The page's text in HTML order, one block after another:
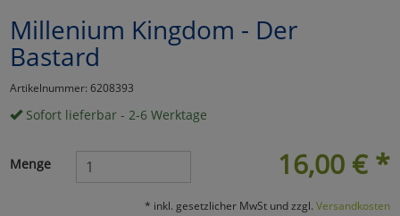
Millenium Kingdom - Der
Bastard
Artikelnummer: 6208393
Sofort lieferbar - 2-6 Werktage
16,00 € *
Menge
* inkl. gesetzlicher MwSt und zzgl. Versandkosten
Marketing
Umfragetools
Cookies
Alle Akzeptieren
Cookies
Einstellungen speichern